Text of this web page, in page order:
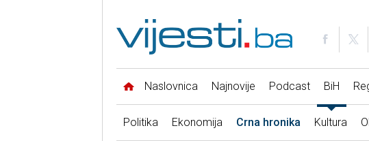
Naslovnica Najnovije Podcast BiH
Politika Ekonomija Crna hronika Kultura